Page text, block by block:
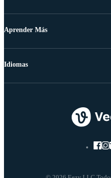
Aprender Más
Idiomas